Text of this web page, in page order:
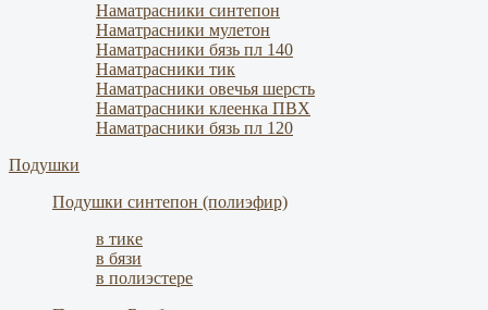
Наматрасники синтепон
Наматрасники мулетон
Наматрасники бязь пл 140
Наматрасники тик
Наматрасники овечья шерсть
Наматрасники клеенка ПВХ
Наматрасники бязь пл 120
Подушки
Подушки синтепон (полиэфир)
в тике
в бязи
в полиэстере